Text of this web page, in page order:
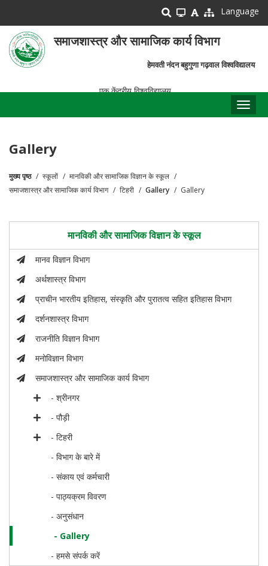
main
content
Language
समाजशास्त्र और सामाजिक कार्य विभाग
हेमवती नंदन बहुगुणा गढ़वाल विश्वविद्यालय
एक केंद्रीय विश्वविद्यालय
Gallery
पग
मुख्य पृष्ठ स्कूलों
मानविकी और सामाजिक विज्ञान के स्कूल
समाजशास्त्र और सामाजिक कार्य विभाग
टिहरी Gallery Gallery
मानविकी और सामाजिक विज्ञान के स्कूल
मानव विज्ञान विभाग
अर्थशास्त्र विभाग
प्राचीन भारतीय इतिहास, संस्कृति और पुरातत्व सहित इतिहास विभाग
दर्शनशास्त्र विभाग
राजनीति विज्ञान विभाग
मनोविज्ञान विभाग
समाजशास्त्र और सामाजिक कार्य विभाग
- श्रीनगर
- पौड़ी
- टिहरी
- विभाग के बारे में
- संकाय एवं कर्मचारी
- पाठ्यक्रम विवरण
- अनुसंधान
- Gallery
- हमसे संपर्क करें